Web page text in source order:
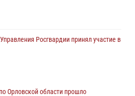
Росгвардии принял участие в
Орловской области прошло